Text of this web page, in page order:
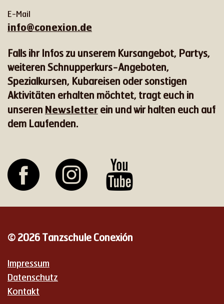
E-Mail
info@conexion.de
Falls ihr Infos zu unserem Kursangebot, Partys,
weiteren Schnupperkurs-Angeboten,
Spezialkursen, Kubareisen oder sonstigen
Aktivitäten erhalten möchtet, tragt euch in
unseren Newsletter ein und wir halten euch auf
dem Laufenden.
© 2026 Tanzschule Conexión
Impressum
Datenschutz
Kontakt